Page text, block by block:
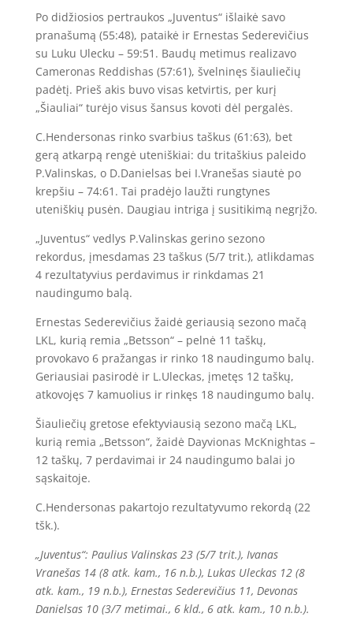
Po didžiosios pertraukos „Juventus“ išlaikė savo
pranašumą (55:48), pataikė ir Ernestas Sederevičius
su Luku Ulecku – 59:51. Baudų metimus realizavo
Cameronas Reddishas (57:61), švelninęs šiauliečių
padėtį. Prieš akis buvo visas ketvirtis, per kurį
„Šiauliai“ turėjo visus šansus kovoti dėl pergalės.
C.Hendersonas rinko svarbius taškus (61:63), bet
gerą atkarpą rengė uteniškiai: du tritaškius paleido
P.Valinskas, o D.Danielsas bei I.Vranešas siautė po
krepšiu – 74:61. Tai pradėjo laužti rungtynes
uteniškių pusėn. Daugiau intriga į susitikimą negrįžo.
„Juventus“ vedlys P.Valinskas gerino sezono
rekordus, įmesdamas 23 taškus (5/7 trit.), atlikdamas
4 rezultatyvius perdavimus ir rinkdamas 21
naudingumo balą.
Ernestas Sederevičius žaidė geriausią sezono mačą
LKL, kurią remia „Betsson“ – pelnė 11 taškų,
provokavo 6 pražangas ir rinko 18 naudingumo balų.
Geriausiai pasirodė ir L.Uleckas, įmetęs 12 taškų,
atkovojęs 7 kamuolius ir rinkęs 18 naudingumo balų.
Šiauliečių gretose efektyviausią sezono mačą LKL,
kurią remia „Betsson“, žaidė Dayvionas McKnightas –
12 taškų, 7 perdavimai ir 24 naudingumo balai jo
sąskaitoje.
C.Hendersonas pakartojo rezultatyvumo rekordą (22
tšk.).
„Juventus“: Paulius Valinskas 23 (5/7 trit.), Ivanas
Vranešas 14 (8 atk. kam., 16 n.b.), Lukas Uleckas 12 (8
atk. kam., 19 n.b.), Ernestas Sederevičius 11, Devonas
Danielsas 10 (3/7 metimai., 6 kld., 6 atk. kam., 10 n.b.).